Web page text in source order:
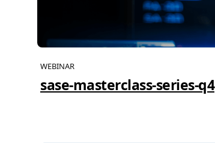
WEBINAR
sase-masterclass-series-q4